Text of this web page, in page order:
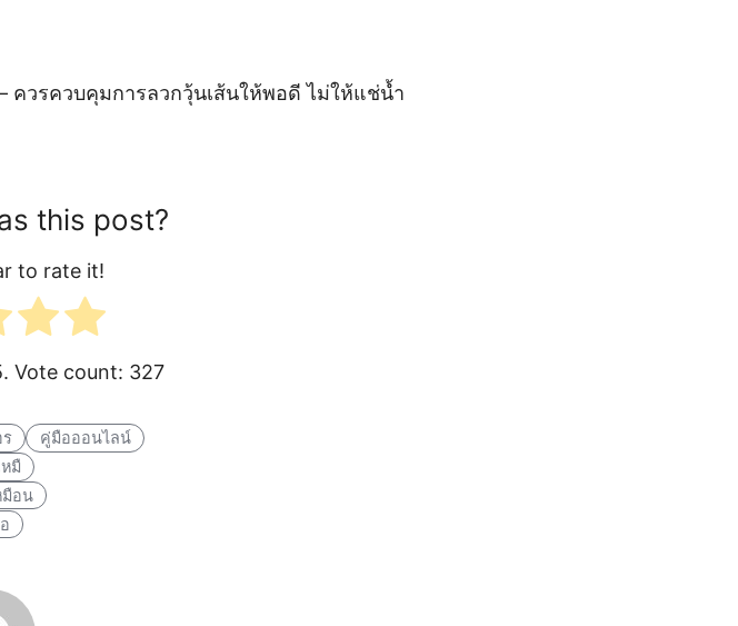
ควรควบคุมการลวกวุ้นเส้นให้พอดี ไม่ให้แช่น้ำ
this post?
to rate it!
Vote count: 327
คู่มือออนไลน์
มื
มือน